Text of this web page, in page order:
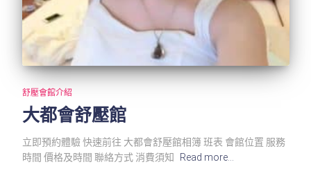
舒壓會館介紹
大都會舒壓館
立即預約體驗 快速前往 大都會舒壓館相簿 班表 會館位置 服務
時間 價格及時間 聯絡方式 消費須知
Read more…